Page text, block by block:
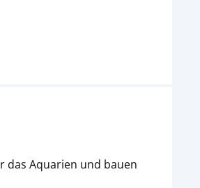
das Aquarien und bauen